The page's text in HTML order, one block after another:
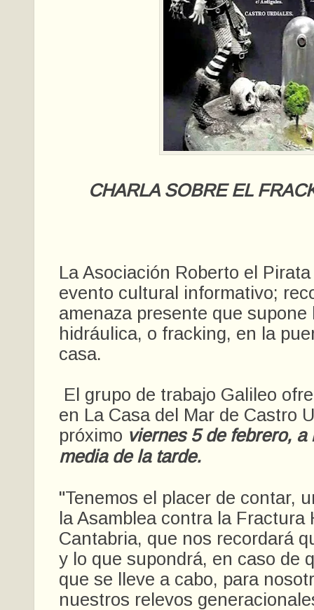
CHARLA SOBRE EL
La Asociación Roberto el
evento cultural informativo;
amenaza presente que supone
hidráulica, o fracking, en la
casa.
El grupo de trabajo Galileo
en La Casa del Mar de Castro
próximo viernes 5 de febrero, a
media de la tarde.
"Tenemos el placer de contar,
la Asamblea contra la Fractura
Cantabria, que nos recordará
y lo que supondrá, en caso de
que se lleve a cabo, para
nuestros relevos